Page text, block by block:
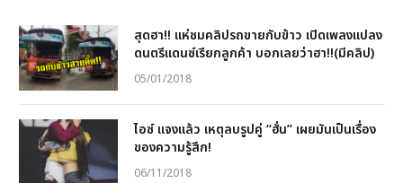
สุดฮา!! แห่ชมคลิปรถขายกับข้าว เปิดเพลงแปลง
ดนตรีแดนซ์เรียกลูกค้า บอกเลยว่าฮา!!(มีคลิป)
05/01/2018
ไอซ์ แจงแล้ว เหตุลบรูปคู่ “ฮั่น” เผยมันเป็นเรื่อง
ของความรู้สึก!
06/11/2018